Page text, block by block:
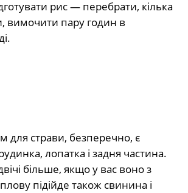
рис — перебрати, кілька
вимочити пару годин в
для страви, безперечно, є
лопатка і задня частина.
більше, якщо у вас воно з
підійде також свинина і